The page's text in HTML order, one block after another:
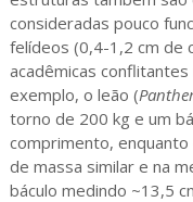
consideradas pouco
felídeos (0,4-1,2 cm de
acadêmicas
exemplo, o leão (
torno de 200 kg e um
comprimento,
de massa similar e na
báculo medindo ~13,5